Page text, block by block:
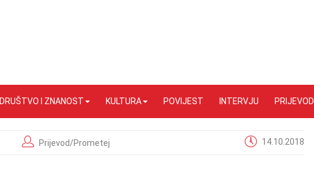
DRUŠTVO I ZNANOST KULTURA POVIJEST INTERVJU PRIJEVODI
Prijevod/Prometej 14.10.2018